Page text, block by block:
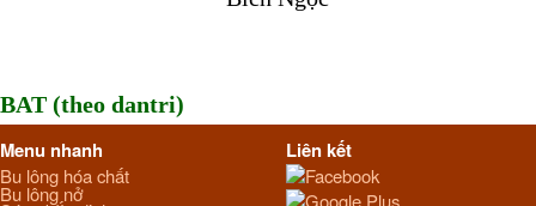
BAT (theo dantri)
Menu nhanh
Bu lông hóa chất
Bu lông nở
Liên kết
Facebook
Google Plus